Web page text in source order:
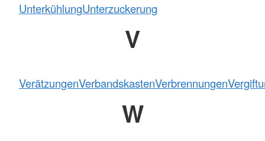
UnterkühlungUnterzuckerung
V
VerätzungenVerbandskastenVerbrennungen
W